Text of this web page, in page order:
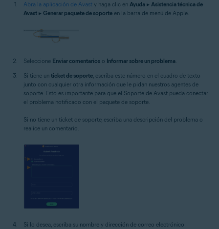
Abra la aplicación de Avast y haga clic en Ayuda ▸ Asistencia técnica de
Avast ▸ Generar paquete de soporte en la barra de menú de Apple.
Seleccione Enviar comentarios o Informar sobre un problema.
Si tiene un ticket de soporte, escriba este número en el cuadro de texto
junto con cualquier otra información que le pidan nuestros agentes de
soporte. Esto es importante para que el Soporte de Avast pueda conectar
el problema notificado con el paquete de soporte.
Si no tiene un ticket de soporte, escriba una descripción del problema o
realice un comentario.
Si lo desea, escriba su nombre y dirección de correo electrónico.